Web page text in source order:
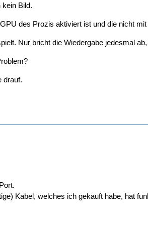
Bild.
des Prozis aktiviert ist und die nicht
Nur bricht die Wiedergabe jedesmal
drauf.
Kabel, welches ich gekauft habe, hat